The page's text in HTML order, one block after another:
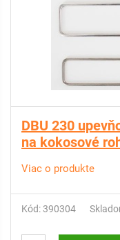
DBU 230
na kokosové
Viac o produkte
Kód: 390304